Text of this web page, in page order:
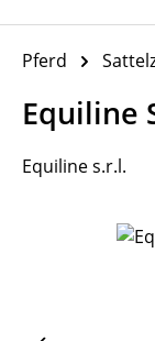
Pferd
Equiline
Equiline s.r.l.
Bildergalerie